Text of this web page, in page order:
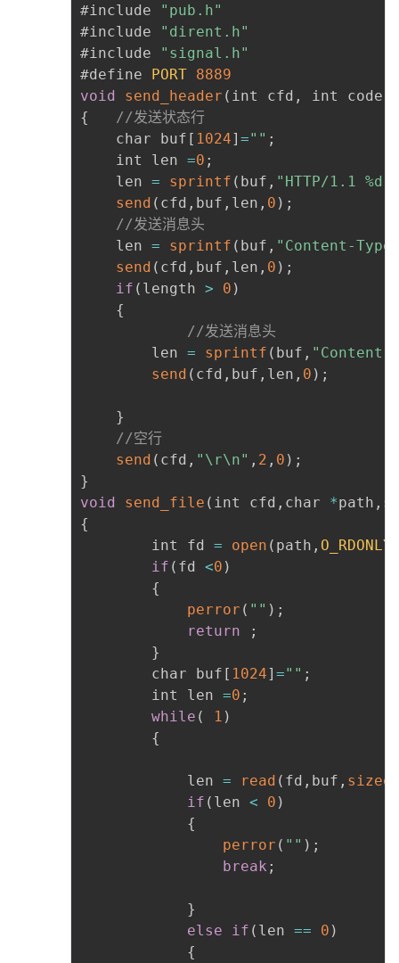
#include
"pub.h"
#include
"dirent.h"
#include
"signal.h"
#define PORT 8889
void
send_header ( int cfd , int code
{
//发送状态行
	char buf
[ 1024] ="" ;
	int len
=0 ;
	len
= sprintf ( buf , "HTTP/1.1 %d
send ( cfd , buf , len , 0 ) ;
//发送消息头
	len
= sprintf ( buf , "Content-
send ( cfd , buf , len , 0 ) ;
if ( length > 0 )
{
//发送消息头
		len
= sprintf ( buf , "Content-
send ( cfd , buf , len , 0 ) ;
}
//空行
send ( cfd , "\r\n" , 2 , 0 ) ;
}
void
send_file ( int cfd , char *path ,
{
		int fd
= open ( path , O_RDONLY
if ( fd <0 )
{
perror ( "" ) ;
return
;
}
		char buf
[ 1024] ="" ;
		int len
=0 ;
while ( 1 )
{
			len
= read ( fd , buf ,
if ( len < 0 )
{
perror ( "" ) ;
break ;
}
else
if ( len == 0 )
{